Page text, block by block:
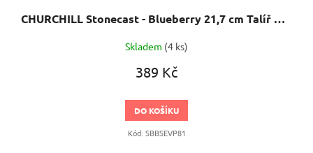
CHURCHILL Stonecast - Blueberry 21,7 cm Talíř mělký
Skladem (4 ks)
389 Kč
DO KOŠÍKU
Kód: SBBSEVP81